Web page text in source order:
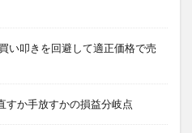
い叩きを回避して適正価格で売
すか手放すかの損益分岐点